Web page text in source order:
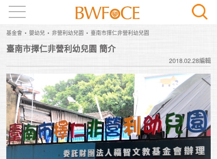
基金會 嬰幼兒 非營利幼兒園 臺南市擇仁非營利幼兒園
臺南市擇仁非營利幼兒園 簡介
2018.02.28編輯